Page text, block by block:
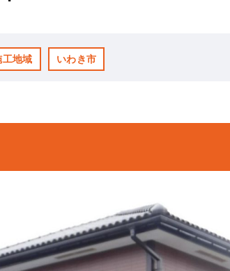
工地域 いわき市